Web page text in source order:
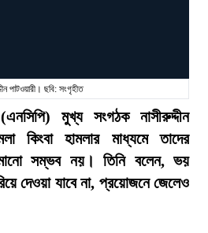
পাটওয়ারী। ছবি: সংগৃহীত
মুখ্য সংগঠক নাসীরুদ্দীন
কিংবা হামলার মাধ্যমে তাদের
সম্ভব নয়। তিনি বলেন, ভয়
দেওয়া যাবে না, প্রয়োজনে জেলেও